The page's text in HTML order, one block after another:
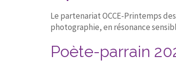
Le partenariat OCCE-Printemps
photographie, en résonance
Poète-parrain